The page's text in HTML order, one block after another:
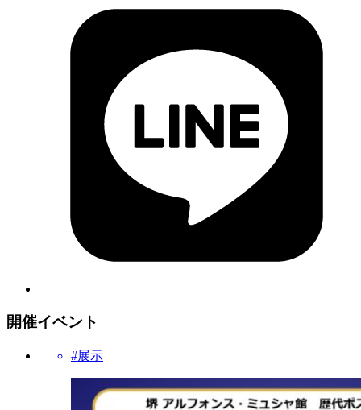
開催イベント
#展示